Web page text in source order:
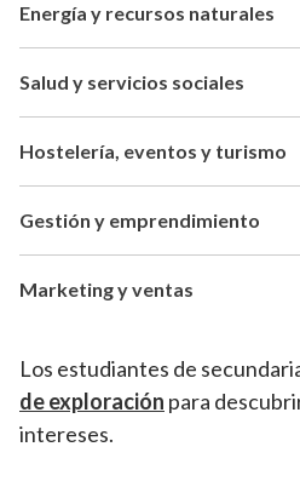
Energía y recursos naturales
Salud y servicios sociales
Hostelería, eventos y turismo
Gestión y emprendimiento
Marketing y ventas
Los estudiantes de
de exploración para
intereses.